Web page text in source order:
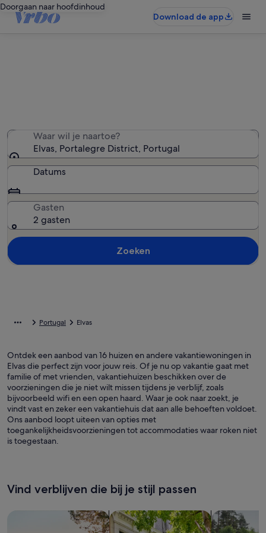
Doorgaan naar hoofdinhoud
Download de app
Waar wil je naartoe?
Elvas, Portalegre District, Portugal
Datums
Gasten
2 gasten
Zoeken
Portugal Elvas
Ontdek een aanbod van 16 huizen en andere vakantiewoningen in
Elvas die perfect zijn voor jouw reis. Of je nu op vakantie gaat met
familie of met vrienden, vakantiehuizen beschikken over de
voorzieningen die je niet wilt missen tijdens je verblijf, zoals
bijvoorbeeld wifi en een open haard. Waar je ook naar zoekt, je
vindt vast en zeker een vakantiehuis dat aan alle behoeften voldoet.
Ons aanbod loopt uiteen van opties met
toegankelijkheidsvoorzieningen tot accommodaties waar roken niet
is toegestaan.
Vind verblijven die bij je stijl passen
Zoeken naar huizen Zoeken naar flats/appartementen
Huisjes